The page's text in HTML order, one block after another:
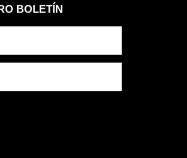
BOLETÍN